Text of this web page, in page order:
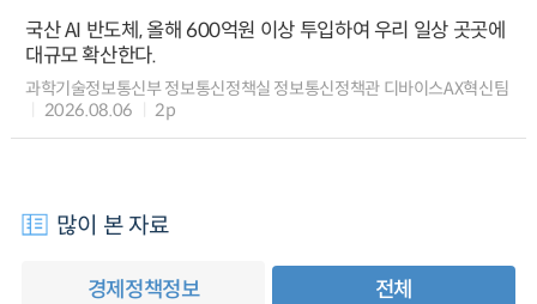
국산 AI 반도체, 올해 600억원 이상 투입하여 우리 일상 곳곳에
대규모 확산한다.
과학기술정보통신부 정보통신정책실 정보통신정책관 디바이스AX혁신팀
2026.08.06
2p
많이 본 자료
경제정책정보 전체